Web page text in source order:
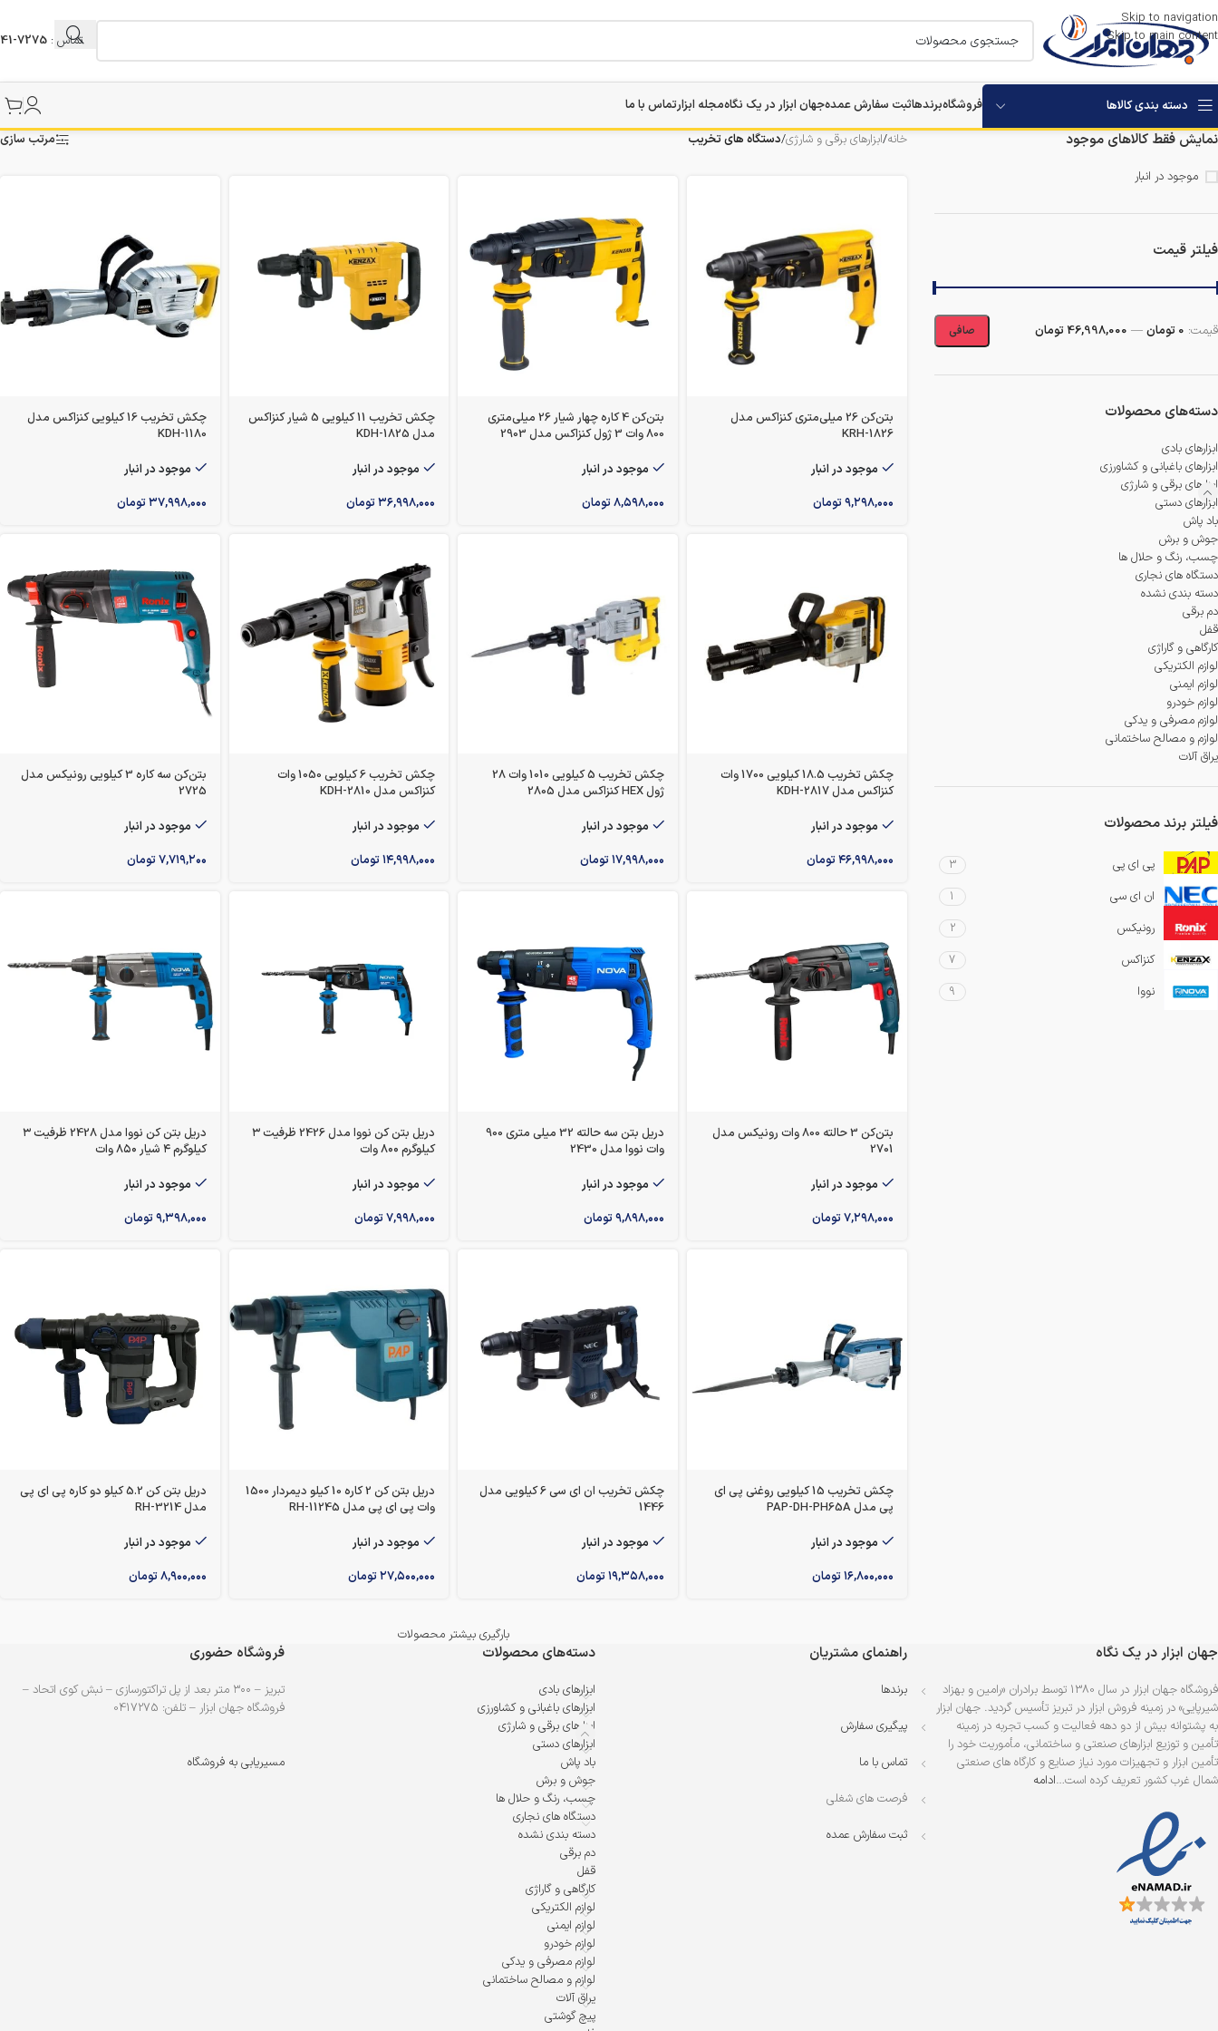
Skip to navigation
Skip to main content
تماس : 7275-041
دسته بندی کالاها فروشگاهبرندهاثبت سفارش عمدهجهان ابزار در یک نگاهمجله ابزارتماس با ما
نمایش فقط کالاهای موجود
موجود در انبار
فیلتر قیمت
صافی قيمت: 0 تومان — 46,998,000 تومان
دسته‌های محصولات
ابزارهای بادی
ابزارهای باغبانی و کشاورزی
ابزارهای برقی و شارژی
ابزارهای دستی
باد پاش
جوش و برش
چسب، رنگ و حلال ها
دستگاه های نجاری
دسته بندی نشده
دم برقی
قفل
کارگاهی و گاراژی
لوازم الکتریکی
لوازم ایمنی
لوازم خودرو
لوازم مصرفی و یدکی
لوازم و مصالح ساختمانی
یراق آلات
فیلتر برند محصولات
پی ای پی 3
ان ای سی 1
رونیکس 2
کنزاکس 7
نووا 9
خانه/ابزارهای برقی و شارژی/دستگاه های تخریب مرتب سازی
بتن‌کن 26 میلی‌متری کنزاکس مدل
KRH-1826
موجود در انبار
۹,۲۹۸,۰۰۰تومان
بتن‌کن 4 کاره چهار شیار 26 میلی‌متری
800 وات 3 ژول کنزاکس مدل 2903
موجود در انبار
۸,۵۹۸,۰۰۰تومان
چکش تخریب 11 کیلویی 5 شیار کنزاکس
مدل KDH-1825
موجود در انبار
۳۶,۹۹۸,۰۰۰تومان
چکش تخریب 16 کیلویی کنزاکس مدل
KDH-1180
موجود در انبار
۳۷,۹۹۸,۰۰۰تومان
چکش تخریب 18.5 کیلویی 1700 وات
کنزاکس مدل KDH-2817
موجود در انبار
۴۶,۹۹۸,۰۰۰تومان
چکش تخریب 5 کیلویی 1010 وات 28
ژول HEX کنزاکس مدل 2805
موجود در انبار
۱۷,۹۹۸,۰۰۰تومان
چکش تخریب 6 کیلویی 1050 وات
کنزاکس مدل KDH-2810
موجود در انبار
۱۴,۹۹۸,۰۰۰تومان
بتن‌کن سه کاره 3 کیلویی رونیکس مدل
2725
موجود در انبار
۷,۷۱۹,۲۰۰تومان
بتن‌کن 3 حالته 800 وات رونیکس مدل
2701
موجود در انبار
۷,۲۹۸,۰۰۰تومان
دریل بتن سه حالته 32 میلی متری 900
وات نووا مدل 2430
موجود در انبار
۹,۸۹۸,۰۰۰تومان
دریل بتن کن نووا مدل 2426 ظرفیت ۳
کیلوگرم ۸۰۰ وات
موجود در انبار
۷,۹۹۸,۰۰۰تومان
دریل بتن کن نووا مدل 2428 ظرفیت ۳
کیلوگرم ۴ شیار ۸۵۰ وات
موجود در انبار
۹,۳۹۸,۰۰۰تومان
چکش تخریب 15 کیلویی روغنی پی ای
پی مدل PAP-DH-PH65A
موجود در انبار
۱۶,۸۰۰,۰۰۰تومان
چکش تخریب ان ای سی 6 کیلویی مدل
1446
موجود در انبار
۱۹,۳۵۸,۰۰۰تومان
دریل بتن کن 2 کاره 10 کیلو دیمردار 1500
وات پی ای پی مدل RH-11245
موجود در انبار
۲۷,۵۰۰,۰۰۰تومان
دریل بتن کن 5.2 کیلو دو کاره پی ای پی
مدل RH-3214
موجود در انبار
۸,۹۰۰,۰۰۰تومان
بارگیری بیشتر محصولات
جهان ابزار در یک نگاه
فروشگاه جهان ابزار در سال 1380 توسط برادران «رامین و بهزاد
شیرپایی» در زمینه فروش ابزار در تبریز تأسیس گردید. جهان ابزار
به پشتوانه بیش از دو دهه فعالیت و کسب تجربه در زمینه
تأمین و توزیع ابزارهای صنعتی و ساختمانی، مأموریت خود را
تأمین ابزار و تجهیزات مورد نیاز صنایع و کارگاه های صنعتی
شمال غرب کشور تعریف کرده است…ادامه
راهنمای مشتریان
برندها
پیگیری سفارش
تماس با ما
فرصت های شغلی
ثبت سفارش عمده
دسته‌های محصولات
ابزارهای بادی
ابزارهای باغبانی و کشاورزی
ابزارهای برقی و شارژی
ابزارهای دستی
باد پاش
جوش و برش
چسب، رنگ و حلال ها
دستگاه های نجاری
دسته بندی نشده
دم برقی
قفل
کارگاهی و گاراژی
لوازم الکتریکی
لوازم ایمنی
لوازم خودرو
لوازم مصرفی و یدکی
لوازم و مصالح ساختمانی
یراق آلات
پیچ گوشتی
فروشگاه حضوری
تبریز – ۳۰۰ متر بعد از پل تراکتورسازی – نبش کوی اتحاد –
فروشگاه جهان ابزار – تلفن: 0417275
مسیریابی به فروشگاه